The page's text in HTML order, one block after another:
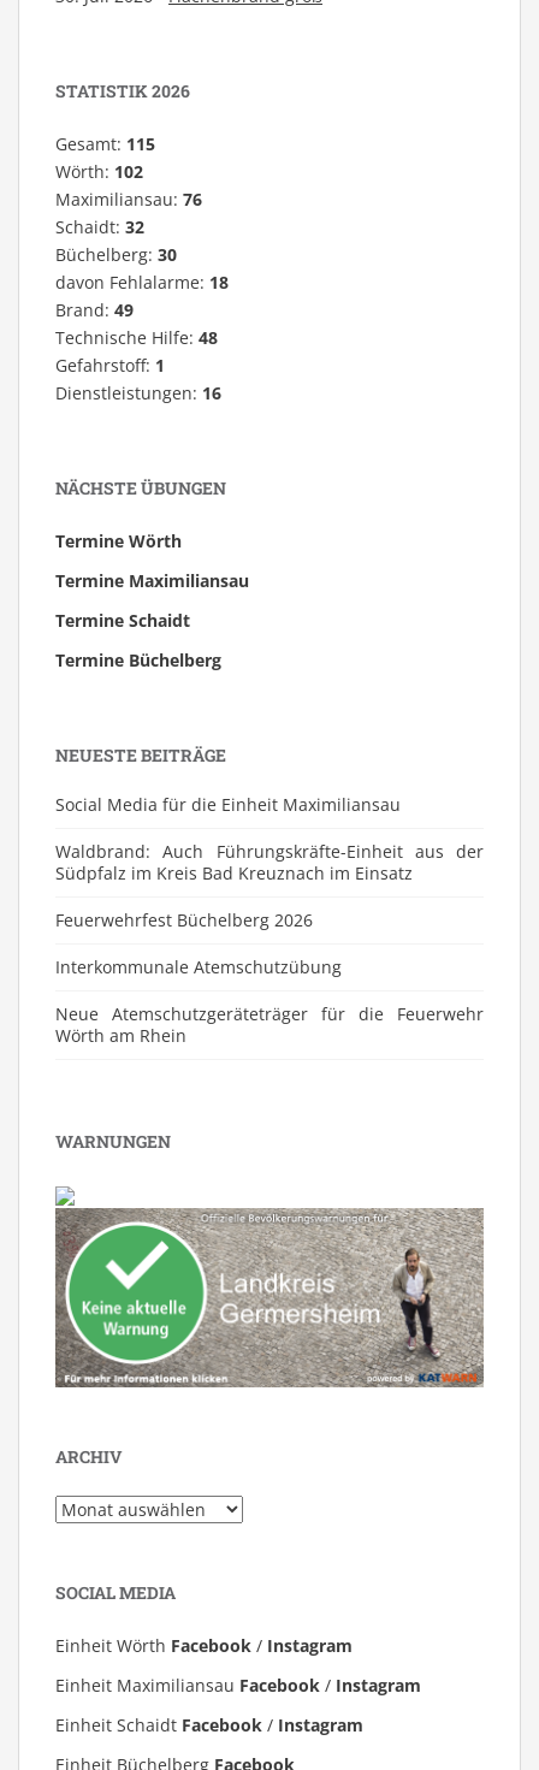
STATISTIK 2026
Gesamt: 115
Wörth: 102
Maximiliansau: 76
Schaidt: 32
Büchelberg: 30
davon Fehlalarme: 18
Brand: 49
Technische Hilfe: 48
Gefahrstoff: 1
Dienstleistungen: 16
NÄCHSTE ÜBUNGEN
Termine Wörth
Termine Maximiliansau
Termine Schaidt
Termine Büchelberg
NEUESTE BEITRÄGE
Social Media für die Einheit Maximiliansau
Waldbrand: Auch Führungskräfte-Einheit aus der
Südpfalz im Kreis Bad Kreuznach im Einsatz
Feuerwehrfest Büchelberg 2026
⁠Interkommunale Atemschutzübung
Neue Atemschutzgeräteträger für die Feuerwehr
Wörth am Rhein
WARNUNGEN
ARCHIV
Archiv
SOCIAL MEDIA
Einheit Wörth Facebook / Instagram
Einheit Maximiliansau Facebook / Instagram
Einheit Schaidt Facebook / Instagram
Einheit Büchelberg Facebook